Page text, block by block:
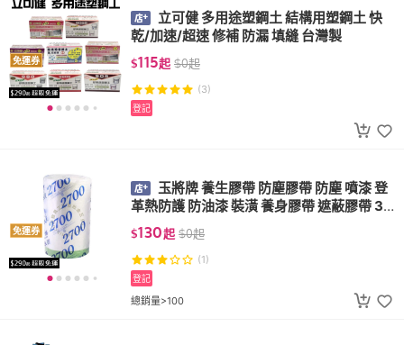
免運券
立可健 多用途塑鋼土 結構用塑鋼土 快
乾/加速/超速 修補 防漏 填縫 台灣製
$115起 $0起
(3)
登記
免運券
玉將牌 養生膠帶 防塵膠帶 防塵 噴漆 登
革熱防護 防油漆 裝潢 養身膠帶 遮蔽膠帶 32
00 2700
$130起 $0起
(1)
總銷量>100
登記